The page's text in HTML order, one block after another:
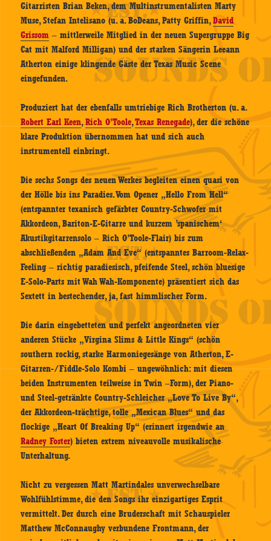
Gitarristen Brian Beken, dem Multinstrumentalisten Marty
Muse, Stefan Intelisano (u. a. BoDeans, Patty Griffin,David
Grissom – mittlerweile Mitglied in der neuen Supergruppe Big
Cat mit Malford Milligan) und der starken Sängerin Leeann
Atherton einige klingende Gäste der Texas Music Scene
eingefunden.
Produziert hat der ebenfalls umtriebige Rich Brotherton (u. a.
Robert Earl Keen,Rich O’Toole,Texas Renegade), der die schöne
klare Produktion übernommen hat und sich auch
instrumentell einbringt.
Die sechs Songs des neuen Werkes begleiten einen quasi von
der Hölle bis ins Paradies. Vom Opener „Hello From Hell“
(entspannter texanisch gefärbter Country-Schwofer mit
Akkordeon, Bariton-E-Gitarre und kurzem ’spanischem‘
Akustikgitarrensolo – Rich O’Toole-Flair) bis zum
abschließenden „Adam And Eve“ (entspanntes Barroom-Relax-
Feeling – richtig paradiesisch, pfeifende Steel, schön bluesige
E-Solo-Parts mit Wah Wah-Komponente) präsentiert sich das
Sextett in bestechender, ja, fast himmlischer Form.
Die darin eingebetteten und perfekt angeordneten vier
anderen Stücke „Virgina Slims & Little Kings“ (schön
southern rockig, starke Harmoniegesänge von Atherton, E-
Gitarren-/Fiddle-Solo Kombi – ungewöhnlich: mit diesen
beiden Instrumenten teilweise in Twin –Form), der Piano-
und Steel-getränkte Country-Schleicher „Love To Live By“,
der Akkordeon-trächtige, tolle „Mexican Blues“ und das
flockige „Heart Of Breaking Up“ (erinnert irgendwie an
Radney Foster) bieten extrem niveauvolle musikalische
Unterhaltung.
Nicht zu vergessen Matt Martindales unverwechselbare
Wohlfühlstimme, die den Songs ihr einzigartiges Esprit
vermittelt. Der durch eine Bruderschaft mit Schauspieler
Matthew McConnaughy verbundene Frontmann, der